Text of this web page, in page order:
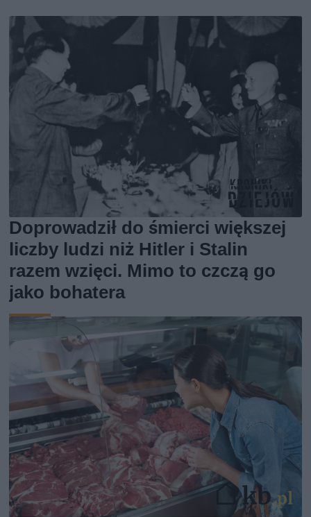
Doprowadził do śmierci większej
liczby ludzi niż Hitler i Stalin
razem wzięci. Mimo to czczą go
jako bohatera